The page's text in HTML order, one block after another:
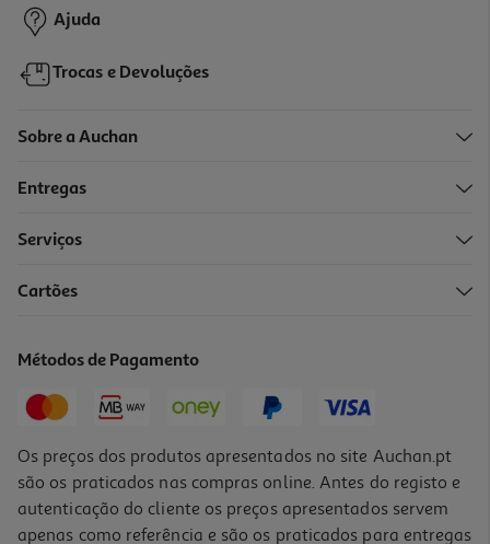
-10%
12,20 € PVP de editor
Ajuda
Trocas e Devoluções
Sobre a Auchan
Entregas
Serviços
Cartões
Métodos de Pagamento
Os preços dos produtos apresentados no site Auchan.pt
são os praticados nas compras online. Antes do registo e
autenticação do cliente os preços apresentados servem
apenas como referência e são os praticados para entregas